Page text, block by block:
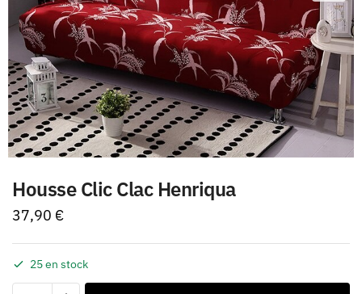
Housse Clic Clac Henriqua
37,90 €
25 en stock